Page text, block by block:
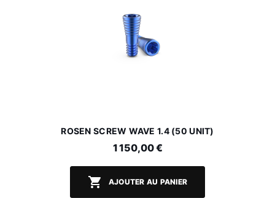
ROSEN SCREW WAVE 1.4 (50 UNIT)
1 150,00 €
 AJOUTER AU PANIER